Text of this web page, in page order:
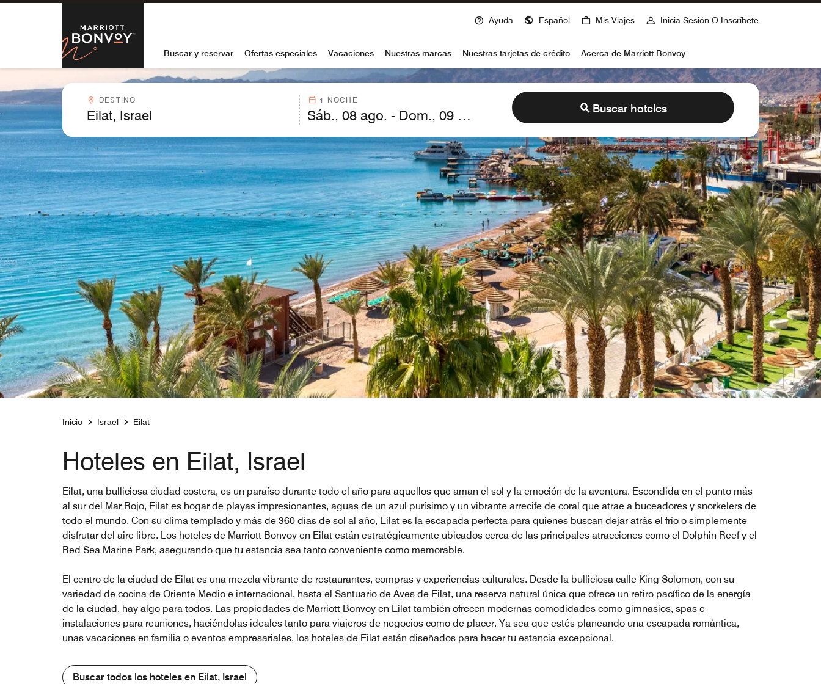
Skip to Content
Marriott Bonvoy
Ayuda Español Mis Viajes Inicia Sesión O Inscríbete
Buscar y reservar Ofertas especiales Vacaciones Nuestras marcas Nuestras tarjetas de crédito Acerca de Marriott Bonvoy
Destinocombobox
DESTINO 1 NOCHE
Buscar hoteles
Inicio Israel Eilat
Hoteles en Eilat, Israel
Eilat, una bulliciosa ciudad costera, es un paraíso durante todo el año para aquellos que aman el sol y la emoción de la aventura. Escondida en el punto más
al sur del Mar Rojo, Eilat es hogar de playas impresionantes, aguas de un azul purísimo y un vibrante arrecife de coral que atrae a buceadores y snorkelers de
todo el mundo. Con su clima templado y más de 360 días de sol al año, Eilat es la escapada perfecta para quienes buscan dejar atrás el frío o simplemente
disfrutar del aire libre. Los hoteles de Marriott Bonvoy en Eilat están estratégicamente ubicados cerca de las principales atracciones como el Dolphin Reef y el
Red Sea Marine Park, asegurando que tu estancia sea tanto conveniente como memorable.
El centro de la ciudad de Eilat es una mezcla vibrante de restaurantes, compras y experiencias culturales. Desde la bulliciosa calle King Solomon, con su
variedad de cocina de Oriente Medio e internacional, hasta el Santuario de Aves de Eilat, una reserva natural única que ofrece un retiro pacífico de la energía
de la ciudad, hay algo para todos. Las propiedades de Marriott Bonvoy en Eilat también ofrecen modernas comodidades como gimnasios, spas e
instalaciones para reuniones, haciéndolas ideales tanto para viajeros de negocios como de placer. Ya sea que estés planeando una escapada romántica,
unas vacaciones en familia o eventos empresariales, los hoteles de Eilat están diseñados para hacer tu estancia excepcional.
Buscar todos los hoteles en Eilat, Israel